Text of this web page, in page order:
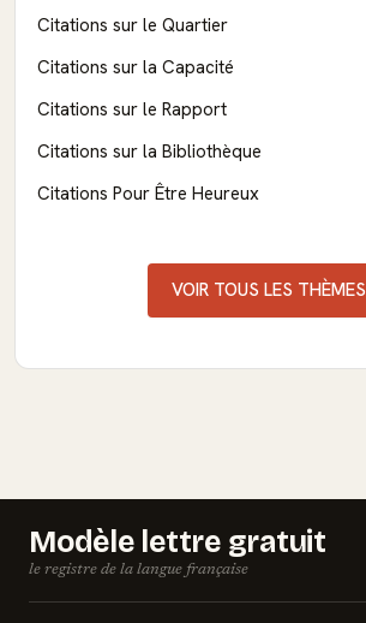
Citations sur le Quartier
Citations sur la Capacité
Citations sur le Rapport
Citations sur la Bibliothèque
Citations Pour Être Heureux
VOIR TOUS LES THÈMES
Modèle lettre gratuit
le registre de la langue française